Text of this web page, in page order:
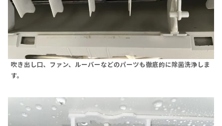
吹き出し口、ファン、ルーバーなどのパーツも徹底的に除菌洗浄しま
す。